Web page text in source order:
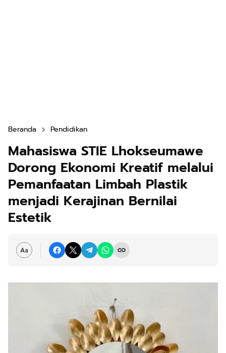
Beranda Pendidikan
Mahasiswa STIE Lhokseumawe
Dorong Ekonomi Kreatif melalui
Pemanfaatan Limbah Plastik
menjadi Kerajinan Bernilai
Estetik